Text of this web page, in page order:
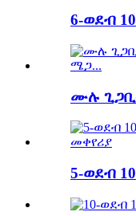
6-ወደብ
ሙሉ
5-ወደብ